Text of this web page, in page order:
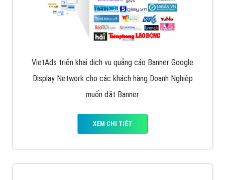
VietAds triển khai dịch vụ quảng cáo Banner Google
Display Network cho các khách hàng Doanh Nghiệp
muốn đặt Banner
XEM CHI TIẾT